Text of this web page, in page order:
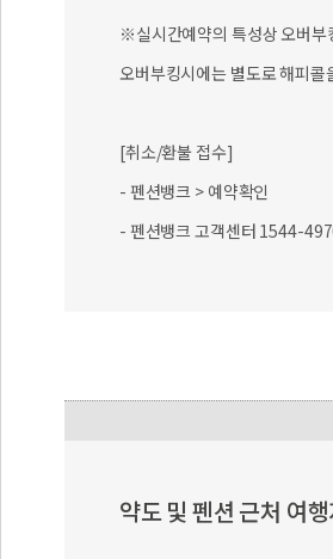
※실시간예약의 특성상 오버부
오버부킹시에는 별도로 해피
[취소/환불 접수]
- 펜션뱅크 > 예약확인
- 펜션뱅크 고객센터 1544-
약도 및 펜션 근처 여